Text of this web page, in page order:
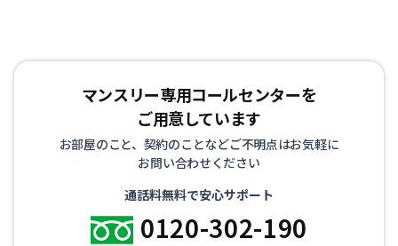
マンスリー専用コールセンターを
ご用意しています
お部屋のこと、契約のことなどご不明点はお気軽に
お問い合わせください
通話料無料で安心サポート
0120-302-190